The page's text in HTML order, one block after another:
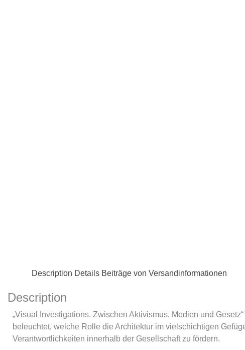
Description Details Beiträge von Versandinformationen
Description
„Visual Investigations. Zwischen Aktivismus, Medien und
beleuchtet, welche Rolle die Architektur im vielschichtigen
Verantwortlichkeiten innerhalb der Gesellschaft zu fördern.